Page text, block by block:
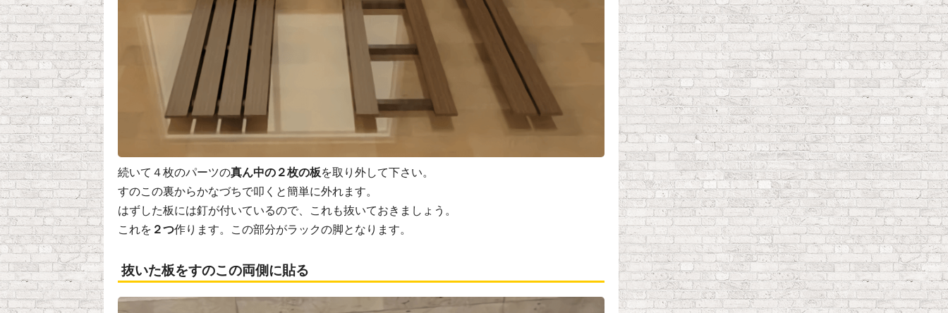
続いて４枚のパーツの真ん中の２枚の板を取り外して下さい。
すのこの裏からかなづちで叩くと簡単に外れます。
はずした板には釘が付いているので、これも抜いておきましょう。
これを ２つ作ります。この部分がラックの脚となります。
抜いた板をすのこの両側に貼る